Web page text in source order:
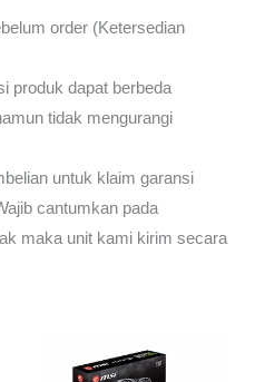
order (Ketersedian
produk dapat berbeda
tidak mengurangi
untuk klaim garansi
cantumkan pada
maka unit kami kirim secara